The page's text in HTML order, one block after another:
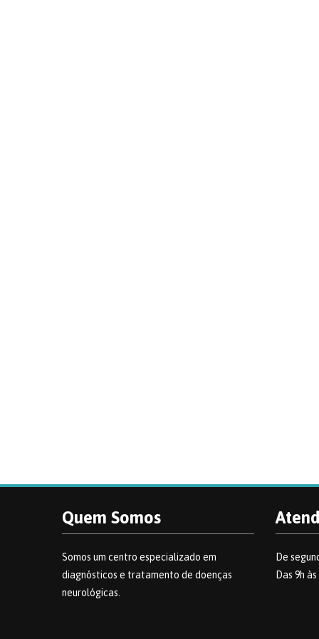
Quem Somos
Somos um centro especializado em
diagnósticos e tratamento de doenças
neurológicas.
De
Das 9h